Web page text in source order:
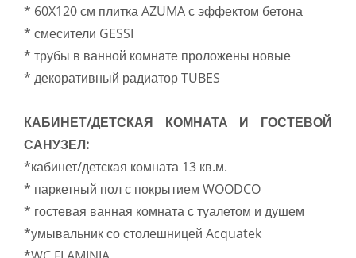
* 60X120 см плитка AZUMA с эффектом бетона
* смесители GESSI
* трубы в ванной комнате проложены новые
* декоративный радиатор TUBES
КАБИНЕТ/ДЕТСКАЯ КОМНАТА И ГОСТЕВОЙ
САНУЗЕЛ:
*кабинет/детская комната 13 кв.м.
* паркетный пол с покрытием WOODCO
* гостевая ванная комната с туалетом и душем
*умывальник со столешницей Acquatek